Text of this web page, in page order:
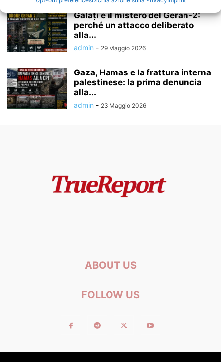
Galați e il mistero del Geran-2:
perché un attacco deliberato
alla...
admin - 29 Maggio 2026
Gaza, Hamas e la frattura interna
palestinese: la prima denuncia
alla...
admin - 23 Maggio 2026
ABOUT US
FOLLOW US